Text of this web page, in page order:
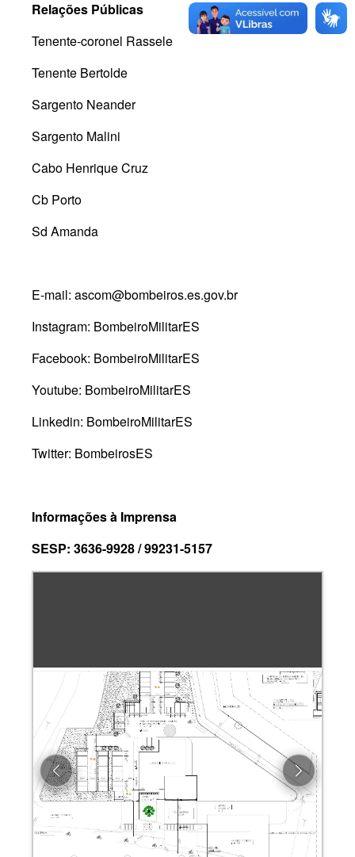
Relações Públicas
Tenente-coronel Rassele
Tenente Bertolde
Sargento Neander
Sargento Malini
Cabo Henrique Cruz
Cb Porto
Sd Amanda
E-mail: ascom@bombeiros.es.gov.br
Instagram: BombeiroMilitarES
Facebook: BombeiroMilitarES
Youtube: BombeiroMilitarES
Linkedin: BombeiroMilitarES
Twitter: BombeirosES
Informações à Imprensa
SESP: 3636-9928 / 99231-5157
Previous Next